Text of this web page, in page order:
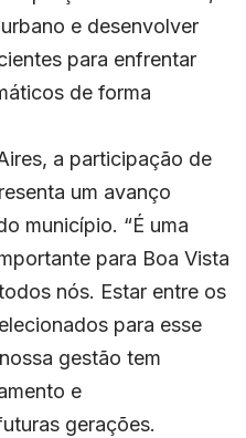
e desenvolver
para enfrentar
de forma
a participação de
um avanço
município. “É uma
para Boa Vista
nós. Estar entre os
para esse
gestão tem
e
gerações.